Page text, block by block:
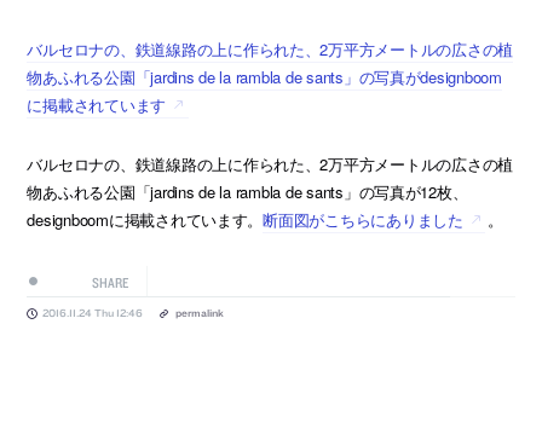
バルセロナの、鉄道線路の上に作られた、2万平方メートルの広さの植
物あふれる公園「jardins de la rambla de sants」の写真がdesignboom
に掲載されています
バルセロナの、鉄道線路の上に作られた、2万平方メートルの広さの植
物あふれる公園「jardins de la rambla de sants」の写真が12枚、
designboomに掲載されています。断面図がこちらにありました 。
SHARE
2016.11.24 Thu 12:46 permalink